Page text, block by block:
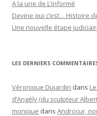
A la une de L’informé
Devine qui c’est… Histoire
Une nouvelle étape
LES DERNIERS
Véronique Dujardin dans
d’Angély (du sculpteur
monique dans Androcur,